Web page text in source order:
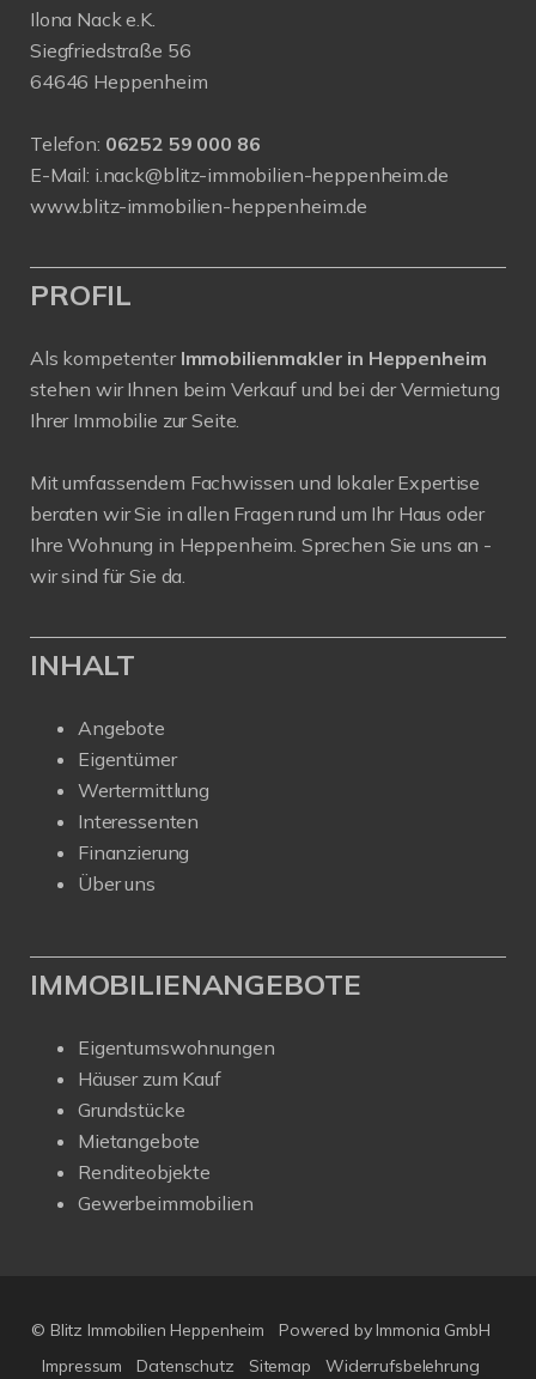
Ilona Nack e.K.
Siegfriedstraße 56
64646 Heppenheim
Telefon: 06252 59 000 86
E-Mail: i.nack@blitz-immobilien-heppenheim.de
www.blitz-immobilien-heppenheim.de
PROFIL
Als kompetenter Immobilienmakler in Heppenheim
stehen wir Ihnen beim Verkauf und bei der Vermietung
Ihrer Immobilie zur Seite.
Mit umfassendem Fachwissen und lokaler Expertise
beraten wir Sie in allen Fragen rund um Ihr Haus oder
Ihre Wohnung in Heppenheim. Sprechen Sie uns an -
wir sind für Sie da.
INHALT
Angebote
Eigentümer
Wertermittlung
Interessenten
Finanzierung
Über uns
IMMOBILIENANGEBOTE
Eigentumswohnungen
Häuser zum Kauf
Grundstücke
Mietangebote
Renditeobjekte
Gewerbeimmobilien
© Blitz Immobilien Heppenheim Powered by Immonia GmbH
Impressum
Datenschutz Sitemap Widerrufsbelehrung